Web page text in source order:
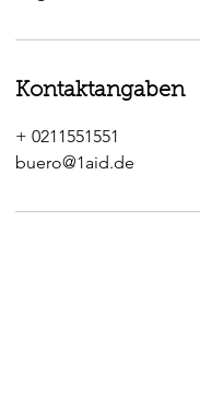
Kontaktangaben
+ 0211551551
buero@1aid.de